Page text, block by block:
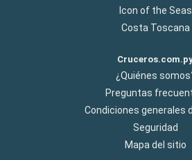
Icon of the Seas
Costa Toscana
¿Quiénes
Preguntas
Condiciones generales
Seguridad
Mapa del sitio